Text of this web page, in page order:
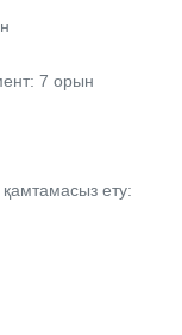
7 орын
ету: